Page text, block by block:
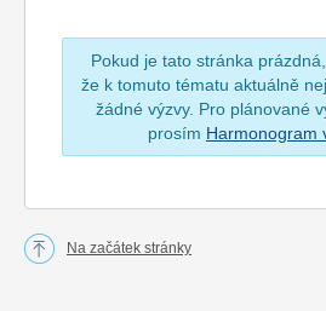
Pokud je tato stránka
že k tomuto tématu aktuálně
žádné výzvy. Pro plánované
prosím Harmonogram
Na začátek stránky